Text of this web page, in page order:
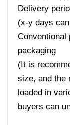
Delivery
(x-y days
Conventional
packaging
(It is
size, and the
loaded in
buyers can